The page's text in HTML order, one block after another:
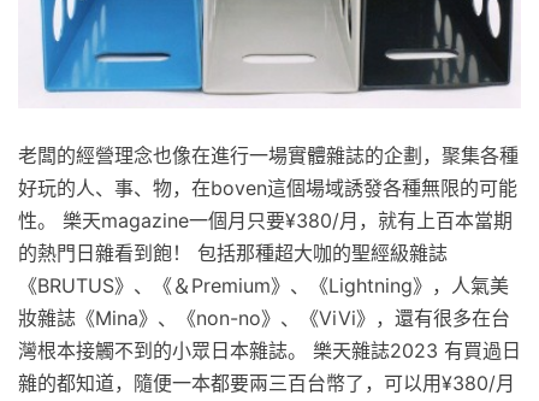
老闆的經營理念也像在進行一場實體雜誌的企劃，聚集各種
好玩的人、事、物，在boven這個場域誘發各種無限的可能
性。 樂天magazine一個月只要¥380/月，就有上百本當期
的熱門日雜看到飽！ 包括那種超大咖的聖經級雜誌
《BRUTUS》、《＆Premium》、《Lightning》，人氣美
妝雜誌《Mina》、《non-no》、《ViVi》，還有很多在台
灣根本接觸不到的小眾日本雜誌。 樂天雜誌2023 有買過日
雜的都知道，隨便一本都要兩三百台幣了，可以用¥380/月